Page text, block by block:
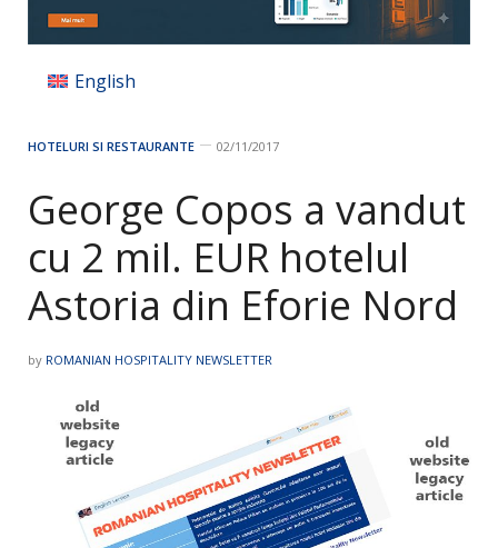
English
HOTELURI SI RESTAURANTE 02/11/2017
George Copos a vandut
cu 2 mil. EUR hotelul
Astoria din Eforie Nord
by ROMANIAN HOSPITALITY NEWSLETTER